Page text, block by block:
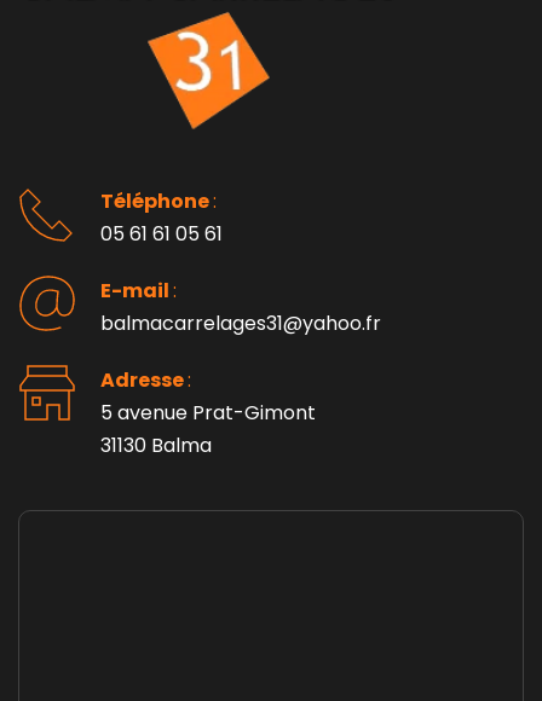
Téléphone :
05 61 61 05 61
E-mail :
balmacarrelages31@yahoo.fr
Adresse :
5 avenue Prat-Gimont
31130 Balma